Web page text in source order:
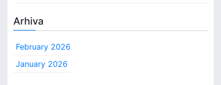
Arhiva
February 2026
January 2026